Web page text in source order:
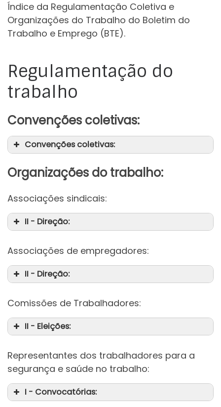
Índice da Regulamentação Coletiva e
Organizações do Trabalho do Boletim do
Trabalho e Emprego (BTE).
Regulamentação do
trabalho
Convenções coletivas:
Convenções coletivas:
Organizações do trabalho:
Associações sindicais:
II - Direção:
Associações de empregadores:
II - Direção:
Comissões de Trabalhadores:
II - Eleições:
Representantes dos trabalhadores para a
segurança e saúde no trabalho:
I - Convocatórias: